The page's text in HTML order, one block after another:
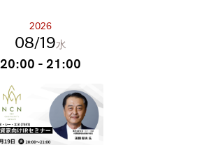
2026
08 19水
20:00 - 21:00